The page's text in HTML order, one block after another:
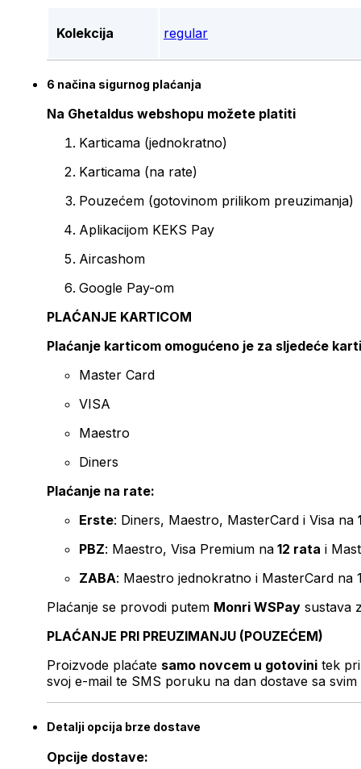
Kolekcija regular
6 načina sigurnog plaćanja
Na Ghetaldus webshopu možete platiti
Karticama (jednokratno)
Karticama (na rate)
Pouzećem (gotovinom prilikom preuzimanja)
Aplikacijom KEKS Pay
Aircashom
Google Pay-om
PLAĆANJE KARTICOM
Plaćanje karticom omogućeno je za sljedeće
Master Card
VISA
Maestro
Diners
Plaćanje na rate:
Erste: Diners, Maestro, MasterCard i Visa na
PBZ: Maestro, Visa Premium na 12 rata i
ZABA: Maestro jednokratno i MasterCard na
Plaćanje se provodi putem Monri WSPay sustava
PLAĆANJE PRI PREUZIMANJU (POUZEĆEM)
Proizvode plaćate samo novcem u gotovini tek
svoj e-mail te SMS poruku na dan dostave sa svim
Detalji opcija brze dostave
Opcije dostave: